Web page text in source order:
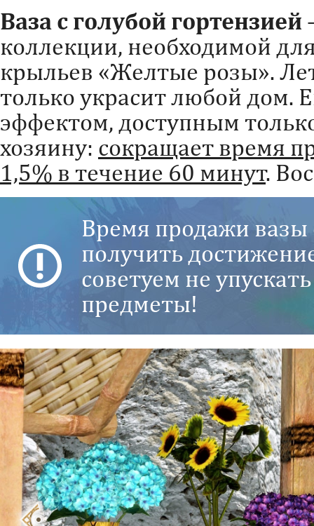
Ваза с голубой гортензией
коллекции, необходимой
крыльев «Желтые розы».
только украсит любой дом.
эффектом, доступным
хозяину: сокращает время
1,5% в течение 60 минут.
Время продажи вазы
получить
советуем не
предметы!